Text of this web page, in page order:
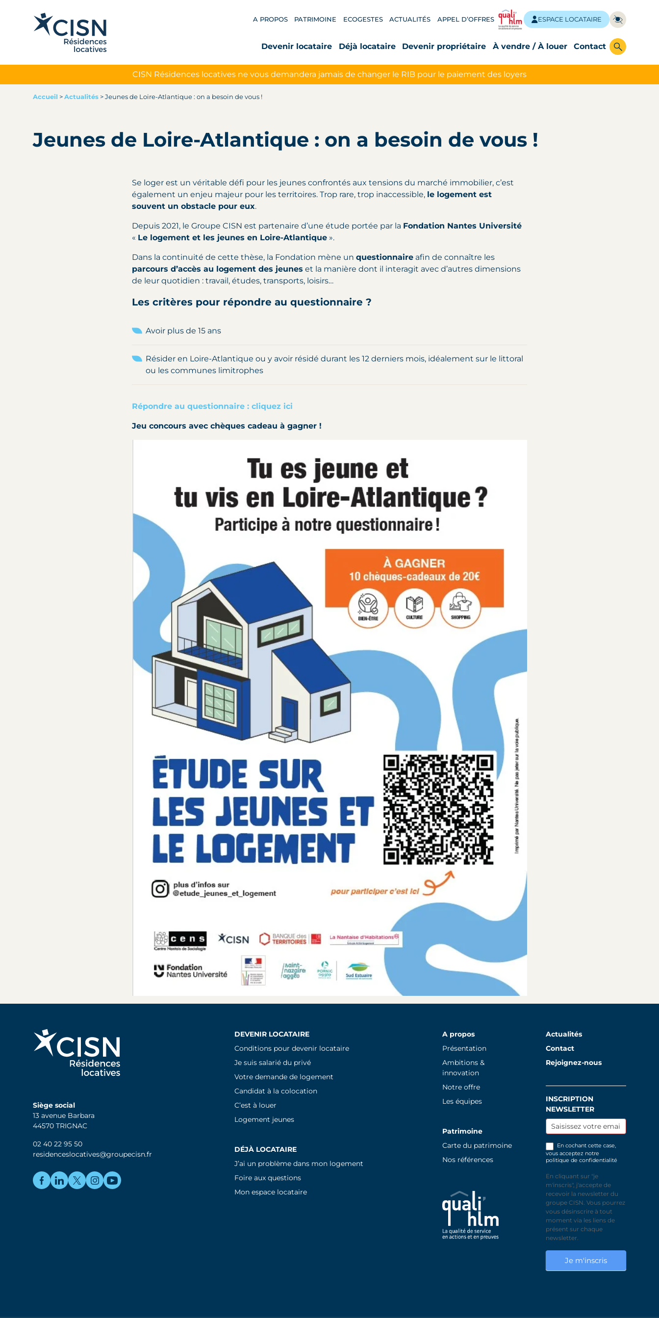
A PROPOS PATRIMOINE ECOGESTES ACTUALITÉS APPEL D’OFFRES ESPACE LOCATAIRE
Devenir locataire Déjà locataire Devenir propriétaire À vendre / À louer Contact
CISN Résidences locatives ne vous demandera jamais de changer le RIB pour le paiement des loyers
Accueil >Actualités >Jeunes de Loire-Atlantique : on a besoin de vous !
Jeunes de Loire-Atlantique : on a besoin de vous !
Se loger est un véritable défi pour les jeunes confrontés aux tensions du marché immobilier, c’est
également un enjeu majeur pour les territoires. Trop rare, trop inaccessible, le logement est
souvent un obstacle pour eux.
Depuis 2021, le Groupe CISN est partenaire d’une étude portée par la Fondation Nantes Université
« Le logement et les jeunes en Loire-Atlantique».
Dans la continuité de cette thèse, la Fondation mène un questionnaireafin de connaître les
parcours d’accès au logement des jeunes et la manière dont il interagit avec d’autres dimensions
de leur quotidien : travail, études, transports, loisirs…
Les critères pour répondre au questionnaire ?
Avoir plus de 15 ans
Résider en Loire-Atlantique ou y avoir résidé durant les 12 derniers mois, idéalement sur le littoral
ou les communes limitrophes
Répondre au questionnaire : cliquez ici
Jeu concours avec chèques cadeau à gagner !
Siège social
13 avenue Barbara
44570 TRIGNAC
02 40 22 95 50
residenceslocatives@groupecisn.fr
DEVENIR LOCATAIRE
Conditions pour devenir locataire
Je suis salarié du privé
Votre demande de logement
Candidat à la colocation
C’est à louer
Logement jeunes
DÉJÀ LOCATAIRE
J’ai un problème dans mon logement
Foire aux questions
Mon espace locataire
A propos
Présentation
Ambitions &
innovation
Notre offre
Les équipes
Patrimoine
Carte du patrimoine
Nos références
Actualités
Contact
Rejoignez-nous
Inscription
newsletter
INSCRIPTION
NEWSLETTER
En cochant cette case,
vous acceptez notre
politique de confidentialité
En cliquant sur "je
m'inscris", j'accepte de
recevoir la newsletter du
groupe CISN. Vous pourrez
vous désinscrire à tout
moment via les liens de
présent sur chaque
newsletter.
Je m'inscris